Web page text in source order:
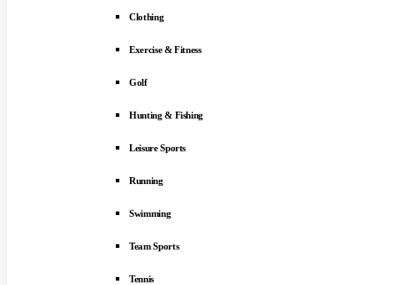
Clothing
Exercise & Fitness
Golf
Hunting & Fishing
Leisure Sports
Running
Swimming
Team Sports
Tennis